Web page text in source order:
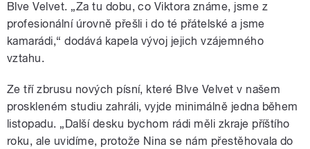
Blve Velvet. „Za tu dobu, co Viktora známe, jsme z
profesionální úrovně přešli i do té přátelské a jsme
kamarádi,“ dodává kapela vývoj jejich vzájemného
vztahu.
Ze tří zbrusu nových písní, které Blve Velvet v našem
proskleném studiu zahráli, vyjde minimálně jedna během
listopadu. „Další desku bychom rádi měli zkraje příštího
roku, ale uvidíme, protože Nina se nám přestěhovala do